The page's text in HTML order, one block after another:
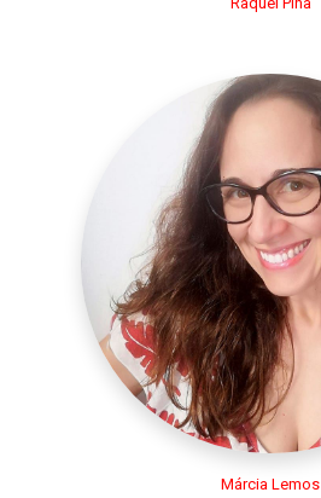
Márcia Lemos